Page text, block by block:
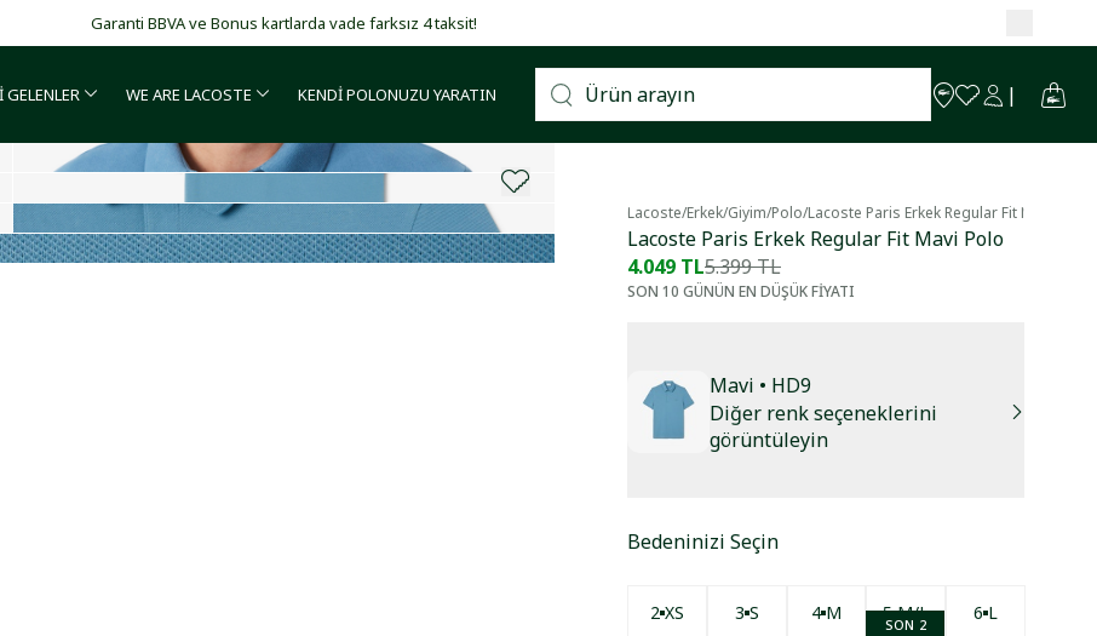
Garanti BBVA ve Bonus kartlarda vade farksız 4 taksit!
GELENLER WE ARE LACOSTE KENDİ POLONUZU YARATIN
Lacoste/Erkek/Giyim/Polo/Lacoste Paris Erkek Regular Fit Mavi Polo
Lacoste Paris Erkek Regular Fit Mavi Polo
4.049 TL5.399 TL
SON 10 GÜNÜN EN DÜŞÜK FİYATI
Mavi • HD9
Diğer renk seçeneklerini
görüntüleyin
Bedeninizi Seçin
2 XS 3 S 4 M 5 M/L
SON 2
6 L